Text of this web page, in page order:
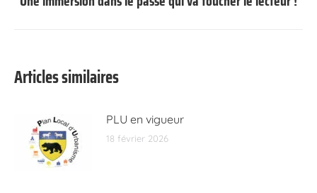
Articles similaires
PLU en vigueur
18 février 2026